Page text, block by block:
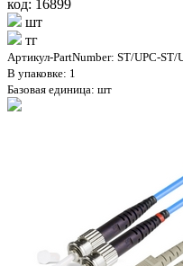
код: 16899
шт
тг
Артикул-PartNumber: ST/UPC-
В упаковке: 1
Базовая единица: шт